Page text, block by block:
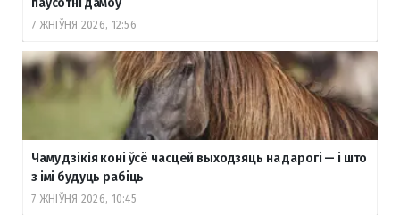
паўсотні дамоў
7 ЖНІЎНЯ 2026, 12:56
Чаму дзікія коні ўсё часцей выходзяць на дарогі — і што
з імі будуць рабіць
7 ЖНІЎНЯ 2026, 10:45